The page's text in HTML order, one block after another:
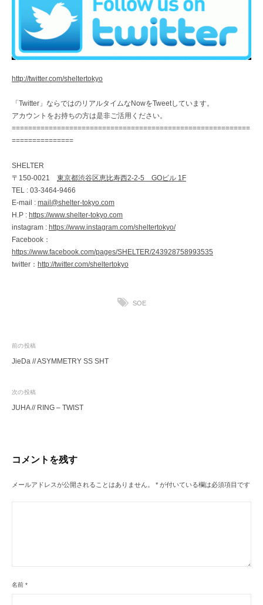
http://twitter.com/sheltertokyo
「Twitter」ならではのリアルタイムなNowをTweetしています。
アカウントをお持ちの方は是非ご活用ください。
==========================================================
===============
SHELTER
〒150-0021 東京都渋谷区恵比寿西2-2-5 GOビル 1F
TEL : 03-3464-9466
E-mail : mail@shelter-tokyo.com
H.P : https://www.shelter-tokyo.com
instagram : https://www.instagram.com/sheltertokyo/
Facebook：
https://www.facebook.com/pages/SHELTER/243928758993535
twitter： http://twitter.com/sheltertokyo
SOE
投
稿
ビ
ゲ
ョ
ン
前の投稿
JieDa // ASYMMETRY SS SHT
次の投稿
JUHA // RING – TWIST
コメントを残す
メールアドレスが公開されることはありません。 * が付いている欄は必須項目です
名前 *